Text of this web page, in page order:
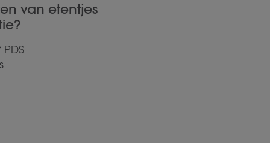
van etentjes